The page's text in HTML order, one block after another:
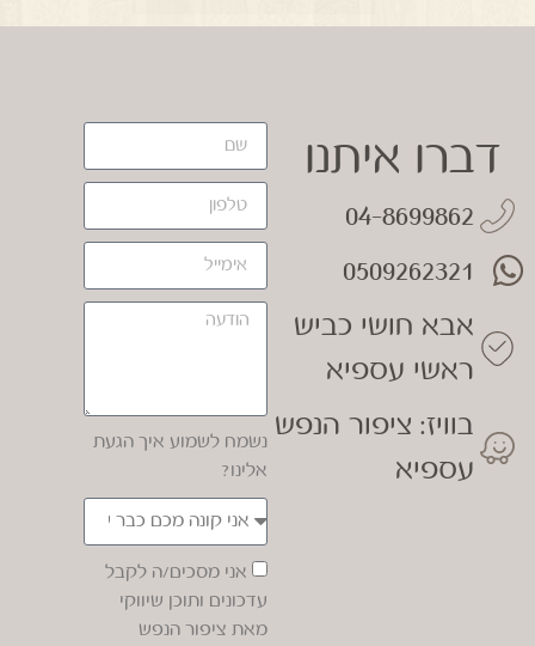
דברו איתנו
04-8699862
0509262321
אבא חושי כביש
ראשי עספיא
בוויז: ציפור הנפש
עספיא
נשמח לשמוע איך הגעת
אלינו?
אני מסכים/ה לקבל
עדכונים ותוכן שיווקי
מאת ציפור הנפש